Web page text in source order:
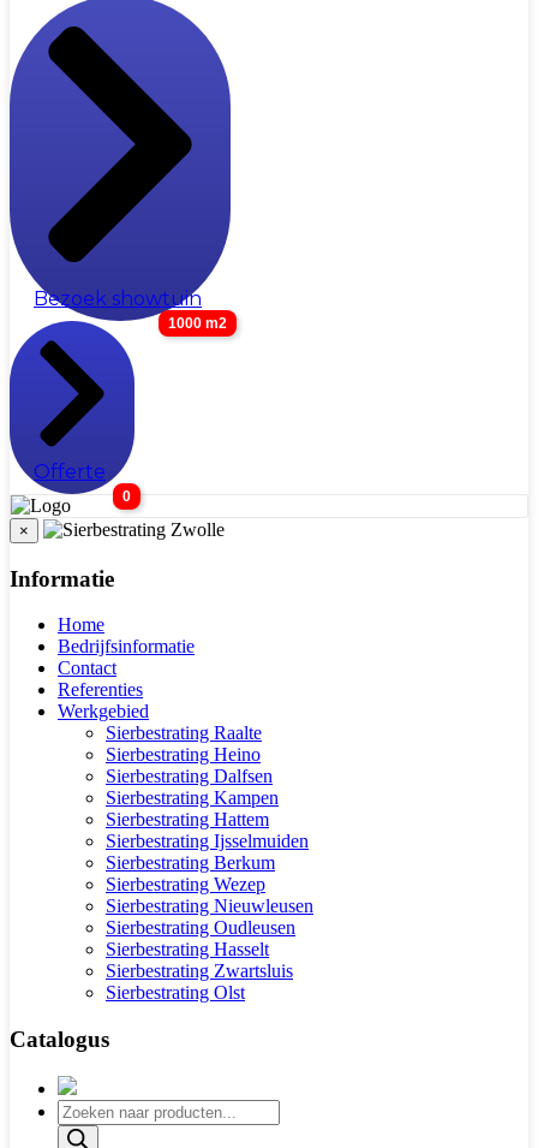
Bezoek showtuin
1000 m2
Offerte
0
×
Informatie
Home
Bedrijfsinformatie
Contact
Referenties
Werkgebied
Sierbestrating Raalte
Sierbestrating Heino
Sierbestrating Dalfsen
Sierbestrating Kampen
Sierbestrating Hattem
Sierbestrating Ijsselmuiden
Sierbestrating Berkum
Sierbestrating Wezep
Sierbestrating Nieuwleusen
Sierbestrating Oudleusen
Sierbestrating Hasselt
Sierbestrating Zwartsluis
Sierbestrating Olst
Catalogus
Producten
zoeken